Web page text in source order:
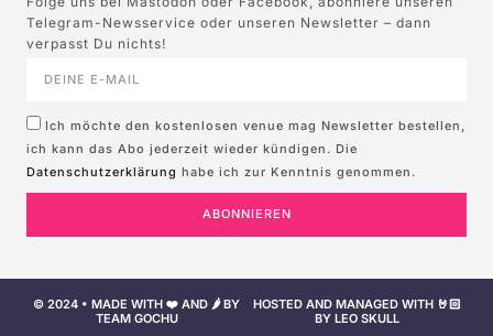
Telegram-Newsservice oder unseren Newsletter – dann
verpasst Du nichts!
Ich möchte den kostenlosen venue mag Newsletter bestellen,
ich kann das Abo jederzeit wieder kündigen. Die
Datenschutzerklärung habe ich zur Kenntnis genommen.
ABONNIEREN
© 2024 • MADE WITH ❤️ AND 🌶️ BY
TEAM GOCHU
HOSTED AND MANAGED WITH 🤘🏻
BY LEO SKULL